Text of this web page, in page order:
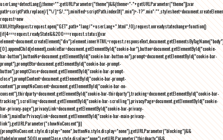
userLang=detectLang(),theme="";getURLParameter("theme")&&(theme="-"+getURLParameter("theme"));var
path=scriptPath.replace(/[^\/]*$/,""),minified=scriptPath.indexOf(".min")>-
request=new
XMLHttpRequest;request.open("GET",path+"lang/"+userLang+".html",!0),request.onreadystatechange=function()
{if(4===request.readyState&&200===request.status){var
element=document.createElement("div");element.innerHTML=request.responseText,document.getElementsByTagName("body")
[0].appendChild(element),cookieBar=document.getElementById("cookie-bar"),button=document.getElementById("cookie-
bar-button"),buttonNo=document.getElementById("cookie-bar-button-no"),prompt=document.getElementById("cookie-bar-
prompt"),promptBtn=document.getElementById("cookie-bar-prompt-
button"),promptClose=document.getElementById("cookie-bar-prompt-
close"),promptContent=document.getElementById("cookie-bar-prompt-
content"),promptNoConsent=document.getElementById("cookie-bar-no-
consent"),thirdparty=document.getElementById("cookie-bar-thirdparty"),tracking=document.getElementById("cookie-bar-
tracking"),scrolling=document.getElementById("cookie-bar-scrolling"),privacyPage=document.getElementById("cookie-
bar-privacy-page"),privacyLink=document.getElementById("cookie-bar-privacy-
link"),mainBarPrivacyLink=document.getElementById("cookie-bar-main-privacy-
link"),getURLParameter("showNoConsent")||
(promptNoConsent.style.display="none",buttonNo.style.display="none"),getURLParameter("blocking")&&
(fadeIn(prompt,500),promptClose.style.display="none"),getURLParameter("thirdparty")&&